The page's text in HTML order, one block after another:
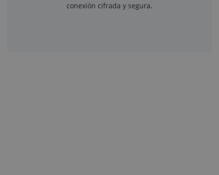
conexión cifrada y segura.